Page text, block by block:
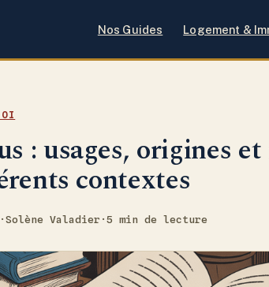
Nos Guides Logement &
: usages, origines
contextes
·Solène Valadier ·5 min de lecture